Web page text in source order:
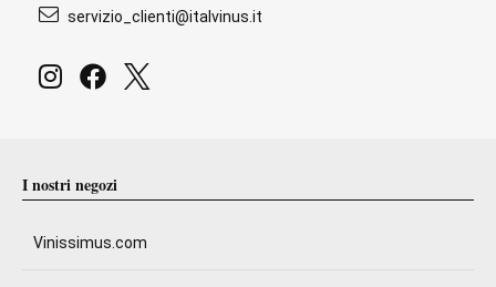
servizio_clienti@italvinus.it
I nostri negozi
Vinissimus.com